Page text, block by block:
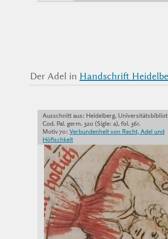
Der Adel in Handschrift
Ausschnitt aus: Heidelberg,
Cod. Pal. germ. 320 (Sigle: a), fol. 36r.
Motiv 70: Verbundenheit von Recht, Adel und
Höfischkeit